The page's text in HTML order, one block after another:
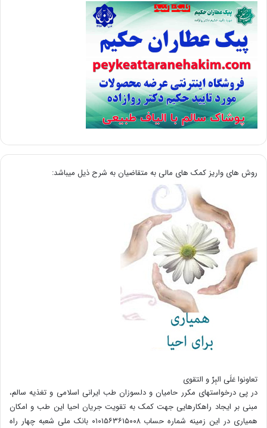
روش های واریز کمک های مالی به متقاضیان به شرح ذیل میباشد:
تعاونوا عَلَی البِرِّ و التقوی
در پی درخواستهای مکرر حامیان و دلسوزان طب ایرانی اسلامی و تغذیه سالم،
مبنی بر ایجاد راهکارهایی جهت کمک به تقویت جریان احیا این طب و امکان
همیاری در این زمینه شماره حساب ۰۱۰۱۵۶۳۶۱۵۰۰۸ بانک ملی شعبه چهار راه